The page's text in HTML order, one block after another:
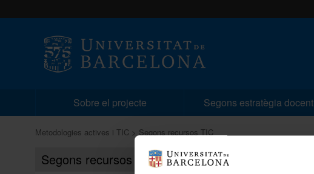
Sobre el projecte Segons estratègia docent
Metodologies actives i TIC Segons recursos TIC
Segons recursos TIC